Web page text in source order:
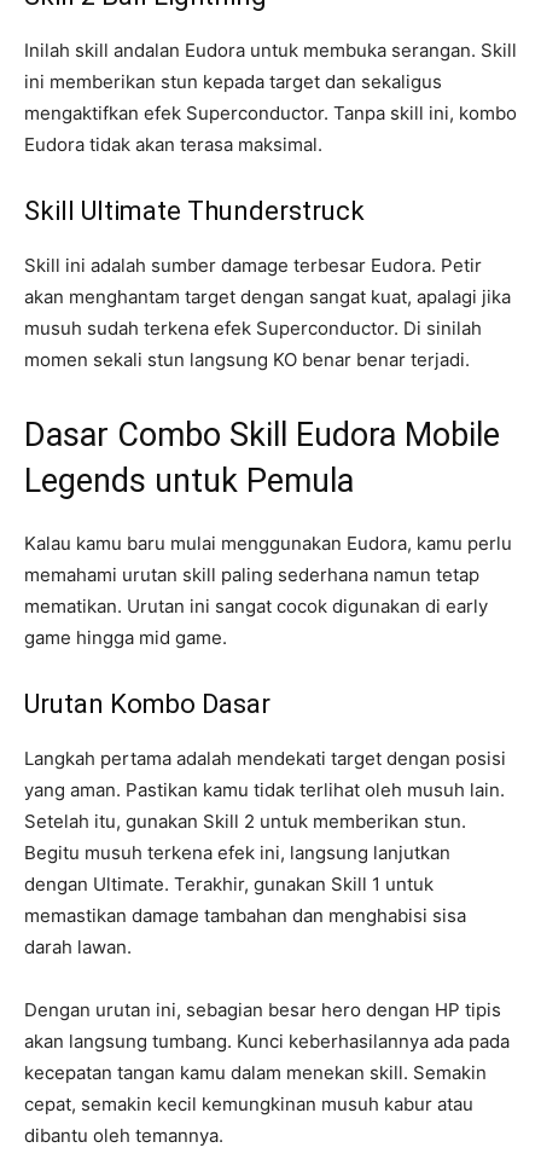
Inilah skill andalan Eudora untuk membuka serangan. Skill
ini memberikan stun kepada target dan sekaligus
mengaktifkan efek Superconductor. Tanpa skill ini, kombo
Eudora tidak akan terasa maksimal.
Skill Ultimate Thunderstruck
Skill ini adalah sumber damage terbesar Eudora. Petir
akan menghantam target dengan sangat kuat, apalagi jika
musuh sudah terkena efek Superconductor. Di sinilah
momen sekali stun langsung KO benar benar terjadi.
Dasar Combo Skill Eudora Mobile
Legends untuk Pemula
Kalau kamu baru mulai menggunakan Eudora, kamu perlu
memahami urutan skill paling sederhana namun tetap
mematikan. Urutan ini sangat cocok digunakan di early
game hingga mid game.
Urutan Kombo Dasar
Langkah pertama adalah mendekati target dengan posisi
yang aman. Pastikan kamu tidak terlihat oleh musuh lain.
Setelah itu, gunakan Skill 2 untuk memberikan stun.
Begitu musuh terkena efek ini, langsung lanjutkan
dengan Ultimate. Terakhir, gunakan Skill 1 untuk
memastikan damage tambahan dan menghabisi sisa
darah lawan.
Dengan urutan ini, sebagian besar hero dengan HP tipis
akan langsung tumbang. Kunci keberhasilannya ada pada
kecepatan tangan kamu dalam menekan skill. Semakin
cepat, semakin kecil kemungkinan musuh kabur atau
dibantu oleh temannya.